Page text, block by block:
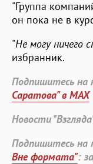
"Группа
он пока не в
"Не могу ничего
избранник.
Подпишитесь на
Саратова" в MAX
Новости
Подпишитесь на
Вне формата":